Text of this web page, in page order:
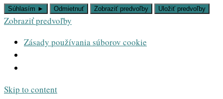
Súhlasím ► Odmietnuť Zobraziť predvoľby Uložiť predvoľby
Zobraziť predvoľby
Zásady používania súborov cookie
Skip to content